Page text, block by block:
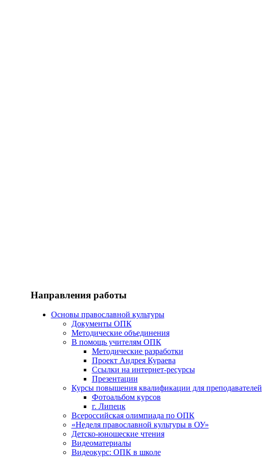
Направления работы
Основы православной культуры
Документы ОПК
Методические объединения
В помощь учителям ОПК
Методические разработки
Проект Андрея Кураева
Ссылки на интернет-ресурсы
Презентации
Курсы повышения квалификации для преподавателей
Фотоальбом курсов
г. Липецк
Всероссийская олимпиада по ОПК
«Неделя православной культуры в ОУ»
Детско-юношеские чтения
Видеоматериалы
Видеокурс: ОПК в школе